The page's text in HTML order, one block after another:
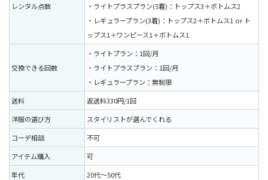
レンタル点数
・ライトプラスプラン(5着)：トップス3＋ボトムス2
・レギュラープラン(3着)：トップス2＋ボトムス1 or ト
ップス1＋ワンピース1＋ボトムス1
交換できる回数
・ライトプラン：1回/月
・ライトプラスプラン：1回/月
・レギュラープラン：無制限
送料
返送料330円/1回
洋服の選び方
スタイリストが選んでくれる
コーデ相談
不可
アイテム購入
可
年代
20代〜50代